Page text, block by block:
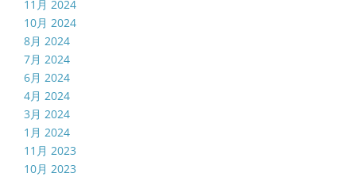
11月 2024
10月 2024
8月 2024
7月 2024
6月 2024
4月 2024
3月 2024
1月 2024
11月 2023
10月 2023